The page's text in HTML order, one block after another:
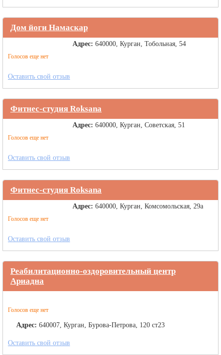
Дом йоги Намаскар
Голосов еще нет
Адрес: 640000, Курган, Тобольная, 54
Оставить свой отзыв
Фитнес-студия Roksana
Голосов еще нет
Адрес: 640000, Курган, Советская, 51
Оставить свой отзыв
Фитнес-студия Roksana
Голосов еще нет
Адрес: 640000, Курган, Комсомольская, 29а
Оставить свой отзыв
Реабилитационно-оздоровительный центр
Ариадна
Голосов еще нет
Адрес: 640007, Курган, Бурова-Петрова, 120 ст23
Оставить свой отзыв